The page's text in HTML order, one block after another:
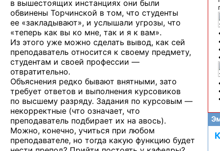
в вышестоящих инстанциях они были
обвинены Торчинской в том, что студенты
ее «закладывают», и услышали угрозы, что
«теперь как вы ко мне, так и я к вам».
Из этого уже можно сделать вывод, как сей
преподаватель относится к своему предмету,
студентам и своей профессии —
отвратительно.
Объяснения редко бывают внятными, зато
требует ответов и выполнения курсовиков
по высшему разряду. Задания по курсовым —
некорректные (что означает, что
преподаватель подбирает их на авось).
Можно, конечно, учиться при любом
преподавателе, но тогда какую функцию будет